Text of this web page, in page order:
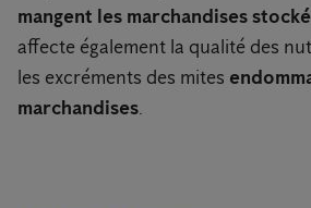
mangent les marchandises
affecte également la qualité des
les excréments des mites
marchandises.